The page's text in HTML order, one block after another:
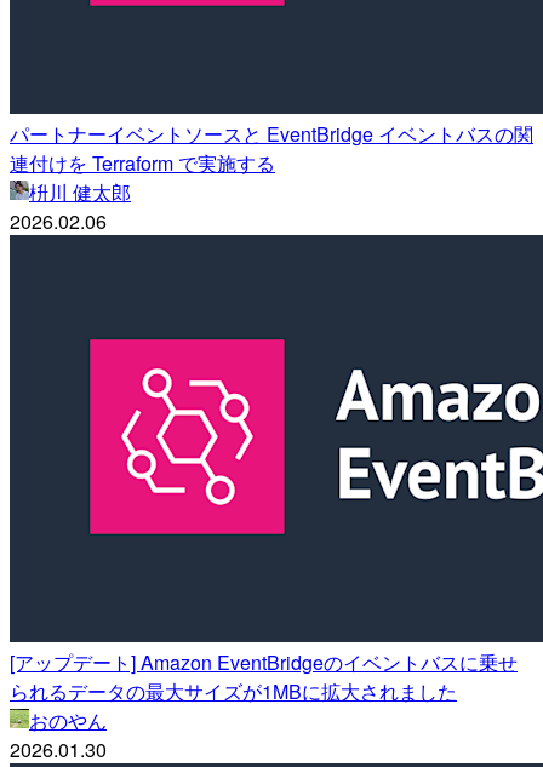
パートナーイベントソースと EventBridge イベントバスの関
連付けを Terraform で実施する
枡川 健太郎
2026.02.06
[アップデート] Amazon EventBridgeのイベントバスに乗せ
られるデータの最大サイズが1MBに拡大されました
おのやん
2026.01.30